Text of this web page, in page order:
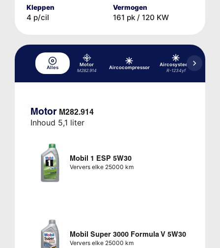
Kleppen
4 p/cil
Vermogen
161 pk / 120 KW
Alles
Motor
M282.914
Aircocompressor
Aircosysteem
R-1234yf
Motor M282.914
Inhoud 5,1 liter
Mobil 1 ESP 5W30
Ververs elke 25000 km
Mobil Super 3000 Formula V 5W30
Ververs elke 25000 km